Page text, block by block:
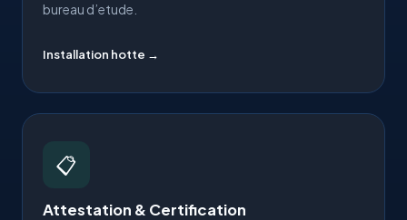
bureau d’etude.
Installation hotte →
📋
Attestation & Certification